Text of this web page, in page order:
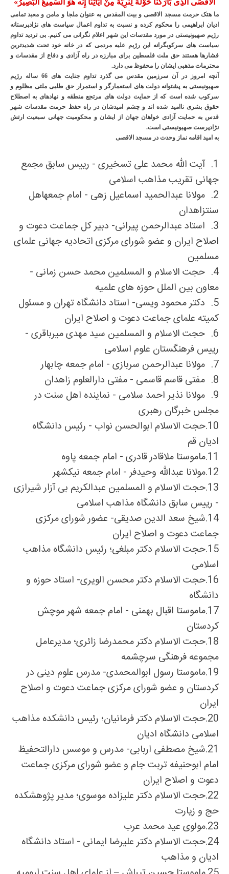
ما هتک حرمت مسجد الاقصی و بیت المقدس به عنوان ملجا و مامن و معبد تمامی
ادیان ابراهیمی را محکوم کرده و نسبت به تداوم اعمال سیاست های نژادپرستانه
رژیم صهیونیستی در مورد مقدسات این شهر اعلام نگرانی می کنیم. بی تردید تداوم
سیاست های سرکوبگرانه این رژیم علیه مردمی که در خانه خود تحت شدیدترین
فشارها هستند حق ملت فلسطین برای مبارزه در راه آزادی و دفاع از مقدسات و
محترمات مذهبی ایشان را محفوظ می دارد.
آنچه امروز در آن سرزمین مقدس می گذرد تداوم جنایت های 66 ساله رژیم
صهیونیستی به پشتوانه دولت های استعمارگر و استمرار حق طلبی ملتی مظلوم و
سرکوب شده است که از حمایت دولت های مرتجع منطقه و نهادهای به اصطلاح
حقوق بشری ناامید شده اند و چشم امیدشان در راه حفظ حرمت مقدسات شهر
قدس به حمایت آزادی خواهان جهان از ایشان و محکومیت جهانی سبعیت ارتش
نژادپرست صهیونیستی است.
به امید اقامه نماز وحدت در مسجد الاقصی
1. آیت الله محمد علی تسخیری - رییس سابق مجمع
جهانی تقریب مذاهب اسلامی
2. مولانا عبدالحمید اسماعیل زهی - امام جمعهاهل
سنتزاهدان
3. استاد عبدالرحمن پیرانی- دبیر کل جماعت دعوت و
اصلاح ایران و عضو شورای مرکزی اتحادیه جهانی علمای
مسلمین
4. حجت الاسلام و المسلمین محمد حسن زمانی -
معاون بین الملل حوزه های علمیه
5.
دکتر محمود ویسی- استاد دانشگاه تهران و مسئول
کمیته علمای جماعت دعوت و اصلاح ایران
6. حجت الاسلام و المسلمین سید مهدی میرباقری -
رییس فرهنگستان علوم اسلامی
7. مولانا عبدالرحمن سربازی - امام جمعه چابهار
8. مفتی قاسم قاسمی - مفتی دارالعلوم زاهدان
9. مولانا نذیر احمد سلامی - نماینده اهل سنت در
مجلس خبرگان رهبری
10.حجت الاسلام ابوالحسن نواب - رئیس دانشگاه
ادیان قم
11.ماموستا ملاقادر قادری - امام جمعه پاوه
12.مولانا عبدالله وحیدفر - امام جمعه نیکشهر
13.حجت الاسلام و المسلمین عبدالکریم بی آزار شیرازی
- رییس سابق دانشگاه مذاهب اسلامی
14. شیخ سعد الدین صدیقی- عضور شورای مرکزی
جماعت دعوت و اصلاح ایران
15.حجت الاسلام دکتر مبلغی؛ رئیس دانشگاه مذاهب
اسلامی
16.حجت الاسلام دکتر محسن الویری- استاد حوزه و
دانشگاه
17.ماموستا اقبال بهمنی - امام جمعه شهر موچش
کردستان
18.حجت الاسلام دکتر محمدرضا زائری؛ مدیرعامل
مجموعه فرهنگی سرچشمه
19.ماموستا رسول ابوالمحمدی- مدرس علوم دینی در
کردستان و عضو شورای مرکزی جماعت دعوت و اصلاح
ایران
20.حجت الاسلام دکتر فرمانیان؛ رئیس دانشکده مذاهب
اسلامی دانشگاه ادیان
21. شیخ مصطفی اربابی- مدرس و موسس دارالتحفیظ
امام ابوحنیفه تربت جام و عضو شورای مرکزی جماعت
دعوت و اصلاح ایران
22.حجت الاسلام دکتر علیزاده موسوی؛ مدیر پژوهشکده
حج و زیارت
23.مولوی عید محمد عرب
24.حجت الاسلام دکتر علیرضا ایمانی - استاد دانشگاه
ادیان و مذاهب